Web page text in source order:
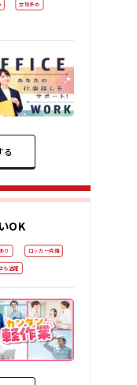
女性多め
る
OK
り ロッカー完備
も活躍